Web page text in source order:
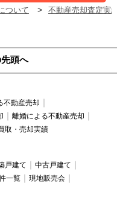
ついて 不動産売却査定実
頭へ
不動産売却
離婚による不動産売却
取・売却実績
戸建て
中古戸建て
一覧
現地販売会